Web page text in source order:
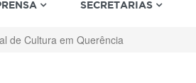
SECRETARIAS
de Cultura em Querência